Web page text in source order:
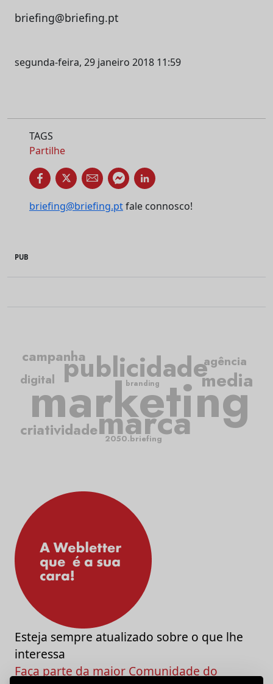
briefing@briefing.pt
segunda-feira, 29 janeiro 2018 11:59
TAGS
Partilhe
briefing@briefing.ptfale connosco!
PUB
marketing
publicidade
marca
criatividade
campanha
media
agência
digital
2050.briefing
branding
Esteja sempre atualizado sobre o que lhe
interessa
Faça parte da maior Comunidade do